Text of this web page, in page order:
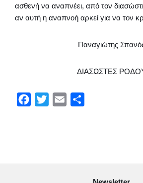
ασθενή να αναπνέει, από τον
αν αυτή η αναπνοή αρκεί για να τον
Παναγιώτης
ΔΙΑΣΩΣΤΕΣ